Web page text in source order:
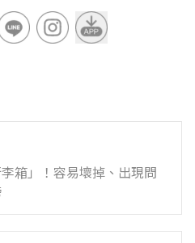
箱」！容易壞掉、出現問